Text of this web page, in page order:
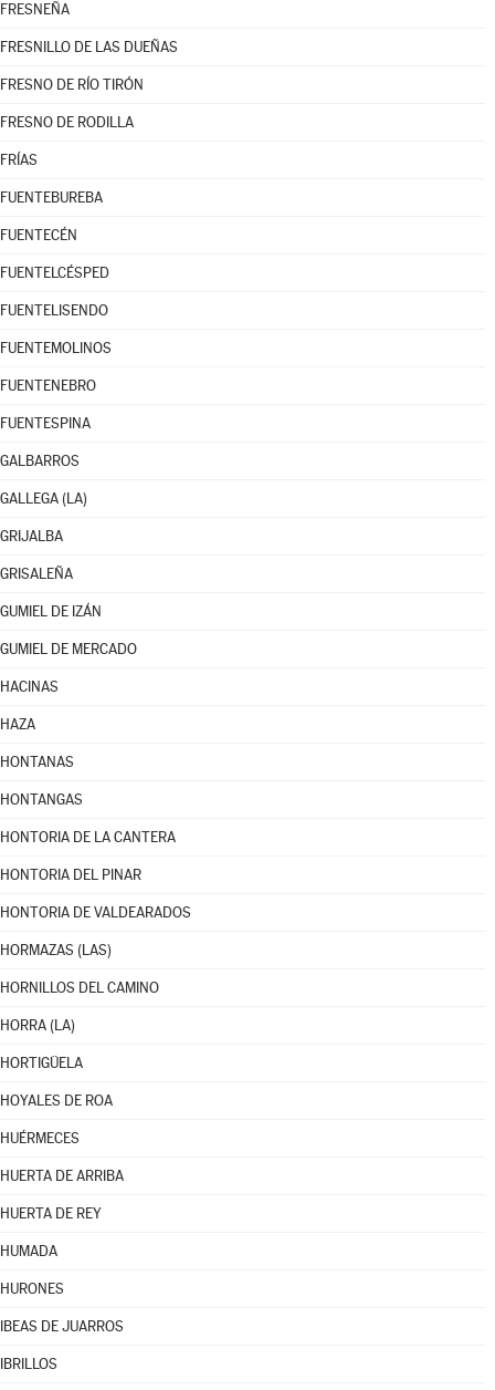
FRESNEÑA
FRESNILLO DE LAS DUEÑAS
FRESNO DE RÍO TIRÓN
FRESNO DE RODILLA
FRÍAS
FUENTEBUREBA
FUENTECÉN
FUENTELCÉSPED
FUENTELISENDO
FUENTEMOLINOS
FUENTENEBRO
FUENTESPINA
GALBARROS
GALLEGA (LA)
GRIJALBA
GRISALEÑA
GUMIEL DE IZÁN
GUMIEL DE MERCADO
HACINAS
HAZA
HONTANAS
HONTANGAS
HONTORIA DE LA CANTERA
HONTORIA DEL PINAR
HONTORIA DE VALDEARADOS
HORMAZAS (LAS)
HORNILLOS DEL CAMINO
HORRA (LA)
HORTIGÜELA
HOYALES DE ROA
HUÉRMECES
HUERTA DE ARRIBA
HUERTA DE REY
HUMADA
HURONES
IBEAS DE JUARROS
IBRILLOS